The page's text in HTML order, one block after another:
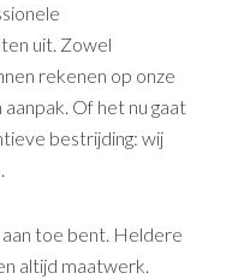
uit. Zowel
rekenen op onze
Of het nu gaat
bestrijding: wij
toe bent. Heldere
altijd maatwerk.